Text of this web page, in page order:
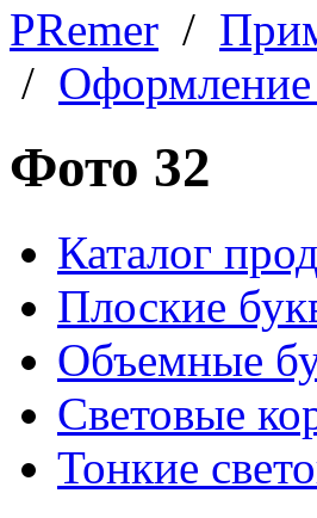
PRemer /
/
Фото 32
Каталог
Плоские
Объемные
Световые
Тонкие